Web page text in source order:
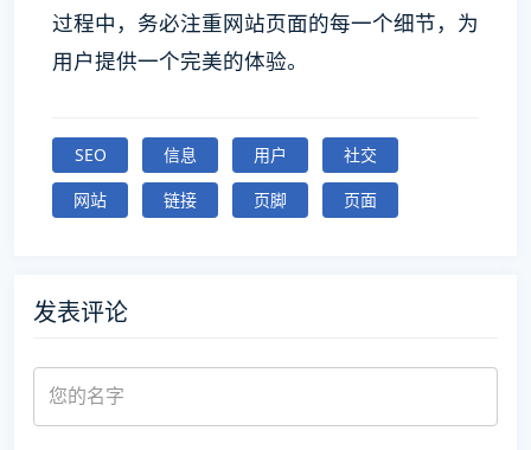
过程中，务必注重网站页面的每一个细节，为
用户提供一个完美的体验。
SEO 信息 用户
社交
网站
链接 页脚 页面
发表评论